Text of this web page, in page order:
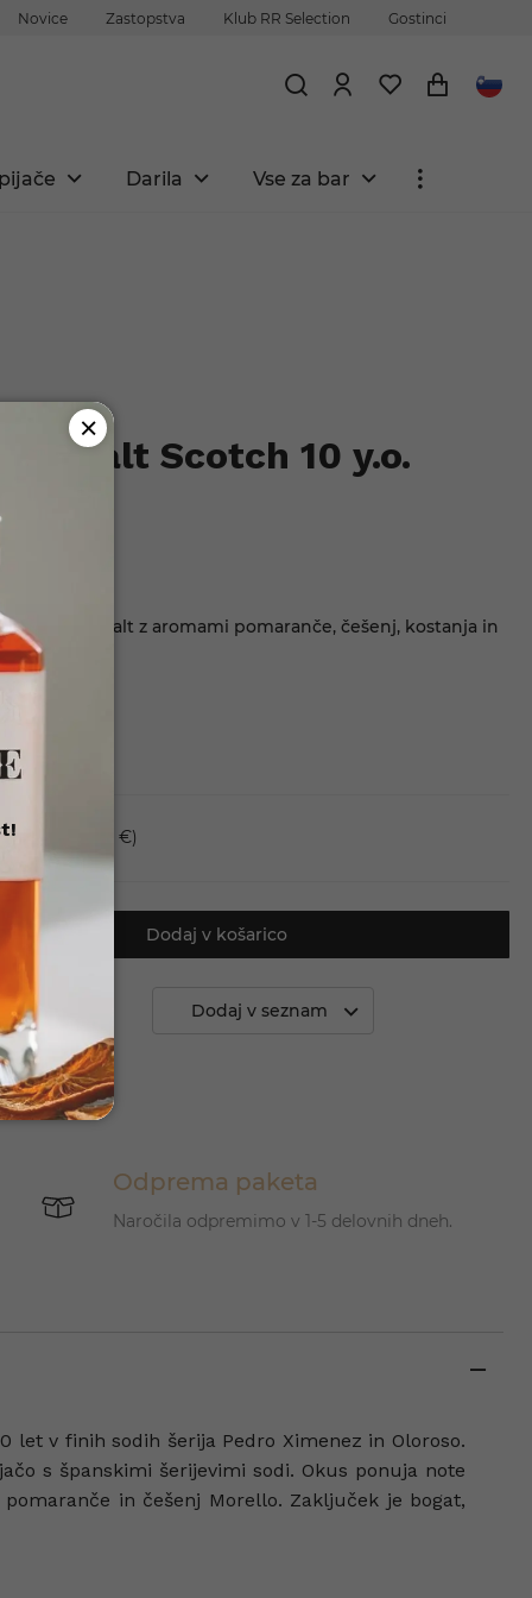
Novice Zastopstva Klub RR Selection Gostinci
Darila Vse za bar
Malt Scotch 10 y.o.
single malt z aromami pomaranče, češenj, kostanja in
4 dni (6,50 €)
Dodaj v košarico
primerjavo Dodaj v seznam
Odprema paketa
Naročila odpremimo v 1-5 delovnih dneh.
v finih sodih šerija Pedro Ximenez in Oloroso.
s španskimi šerijevimi sodi. Okus ponuja note
in češenj Morello. Zaključek je bogat,